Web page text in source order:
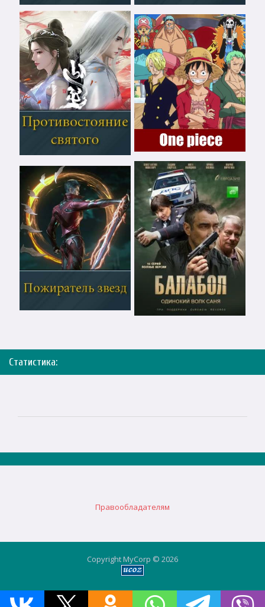
Статистика:
Правообладателям
Copyright MyCorp © 2026